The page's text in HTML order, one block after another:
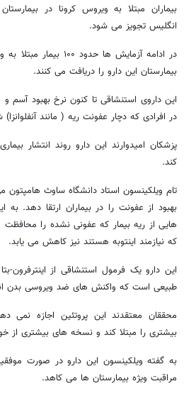
بیماران مبتلا به ویروس کرونا در
انگلیس تجویز می شود.
بیمارستان این دارو را دریافت می کنند.
در افرادی که دچار عفونت ریه ( مانند
پزشکان امیدوارند این دارو روند انتشار
کند.
تام ویلکینسون استاد دانشگاه ساوث هامپتون
بهبود از عفونت را در بیماران ارتقا دهد.
هایی از ریه بیمار که عفونی نشده را محافظت
که نیازمند اینتوبه هستند نیز کاهش می یابد.
این دارو یک فرمول استنشاقی از اینترفرون-
طبیعی است که واکنش های ضد ویروسی بدن
محققان معتقدند این پروتئین اجازه نمی
بیشتری را مبتلا کند و نسخه های بیشتری از
به گفته ویلکینسون این دارو در صورت
مراقبت ویژه بیمارستان ها می کاهد.